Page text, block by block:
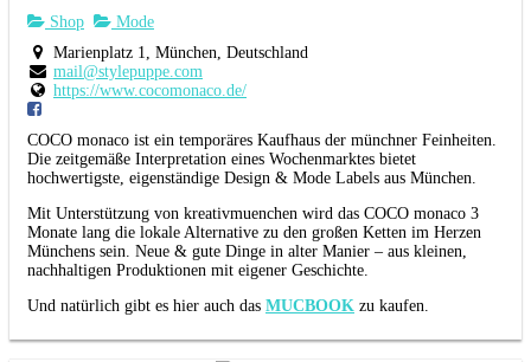
Shop
Mode
Marienplatz 1, München, Deutschland
mail@stylepuppe.com
https://www.cocomonaco.de/
COCO monaco ist ein temporäres Kaufhaus der münchner Feinheiten.
Die zeitgemäße Interpretation eines Wochenmarktes bietet
hochwertigste, eigenständige Design & Mode Labels aus München.
Mit Unterstützung von kreativmuenchen wird das COCO monaco 3
Monate lang die lokale Alternative zu den großen Ketten im Herzen
Münchens sein. Neue & gute Dinge in alter Manier – aus kleinen,
nachhaltigen Produktionen mit eigener Geschichte.
Und natürlich gibt es hier auch das MUCBOOK zu kaufen.